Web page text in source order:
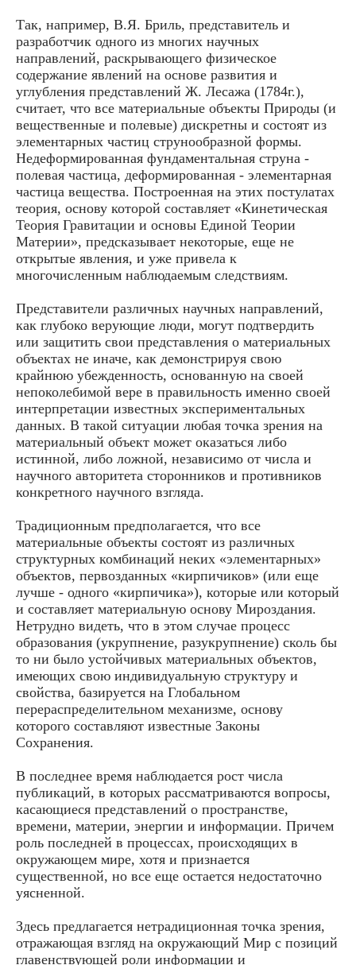
Так, например, В.Я. Бриль, представитель и
разработчик одного из многих научных
направлений, раскрывающего физическое
содержание явлений на основе развития и
углубления представлений Ж. Лесажа (1784г.),
считает, что все материальные объекты Природы (и
вещественные и полевые) дискретны и состоят из
элементарных частиц струнообразной формы.
Недеформированная фундаментальная струна -
полевая частица, деформированная - элементарная
частица вещества. Построенная на этих постулатах
теория, основу которой составляет «Кинетическая
Теория Гравитации и основы Единой Теории
Материи», предсказывает некоторые, еще не
открытые явления, и уже привела к
многочисленным наблюдаемым следствиям.
Представители различных научных направлений,
как глубоко верующие люди, могут подтвердить
или защитить свои представления о материальных
объектах не иначе, как демонстрируя свою
крайнюю убежденность, основанную на своей
непоколебимой вере в правильность именно своей
интерпретации известных экспериментальных
данных. В такой ситуации любая точка зрения на
материальный объект может оказаться либо
истинной, либо ложной, независимо от числа и
научного авторитета сторонников и противников
конкретного научного взгляда.
Традиционным предполагается, что все
материальные объекты состоят из различных
структурных комбинаций неких «элементарных»
объектов, первозданных «кирпичиков» (или еще
лучше - одного «кирпичика»), которые или который
и составляет материальную основу Мироздания.
Нетрудно видеть, что в этом случае процесс
образования (укрупнение, разукрупнение) сколь бы
то ни было устойчивых материальных объектов,
имеющих свою индивидуальную структуру и
свойства, базируется на Глобальном
перераспределительном механизме, основу
которого составляют известные Законы
Сохранения.
В последнее время наблюдается рост числа
публикаций, в которых рассматриваются вопросы,
касающиеся представлений о пространстве,
времени, материи, энергии и информации. Причем
роль последней в процессах, происходящих в
окружающем мире, хотя и признается
существенной, но все еще остается недостаточно
уясненной.
Здесь предлагается нетрадиционная точка зрения,
отражающая взгляд на окружающий Мир с позиций
главенствующей роли информации и